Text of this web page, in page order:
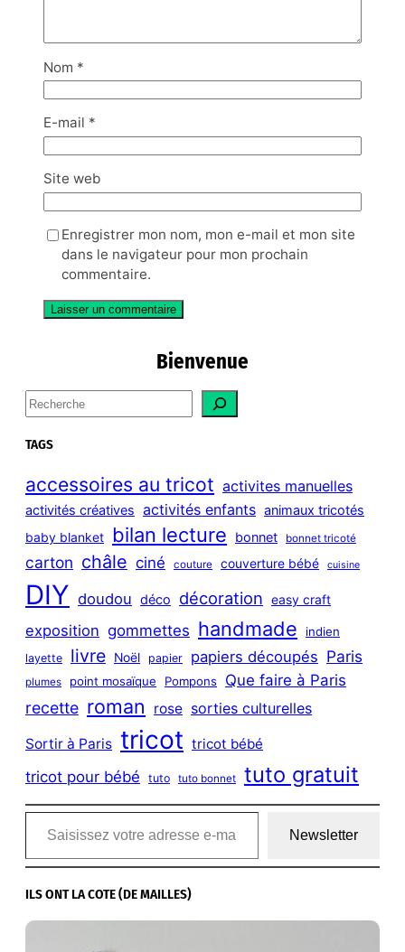
Nom *
E-mail *
Site web
Enregistrer mon nom, mon e-mail et mon site
dans le navigateur pour mon prochain
commentaire.
Bienvenue
S
e
a
c
h
TAGS
accessoires au tricot activites manuelles
activités créatives activités enfants animaux tricotés
baby blanket bilan lecture bonnet bonnet tricoté
carton châle ciné couture couverture bébé cuisine
DIY doudou déco décoration easy craft
exposition gommettes handmade indien
layette livre Noël papier papiers découpés Paris
plumes point mosaïque Pompons Que faire à Paris
recette roman rose sorties culturelles
Sortir à Paris tricot tricot bébé
tricot pour bébé tuto tuto bonnet tuto gratuit
Saisissez votre adresse e-mail…
Newsletter
ILS ONT LA COTE (DE MAILLES)